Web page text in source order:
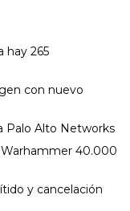
hay 265
con nuevo
Palo Alto Networks
40.000
y cancelación